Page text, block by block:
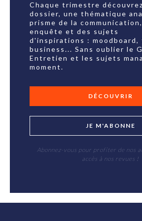
Chaque trimestre
dossier, une thématique
prisme de la
enquête et des sujets
d'inspirations : moodboard,
business... Sans oublier le
Entretien et les sujets
moment.
DÉCOUVRIR
JE M'ABONNE
Abonnez-vous pour profiter de nos
accès à nos revues !